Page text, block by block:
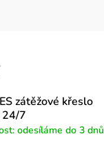
zátěžové křeslo
24/7
odesíláme do 3 dnů